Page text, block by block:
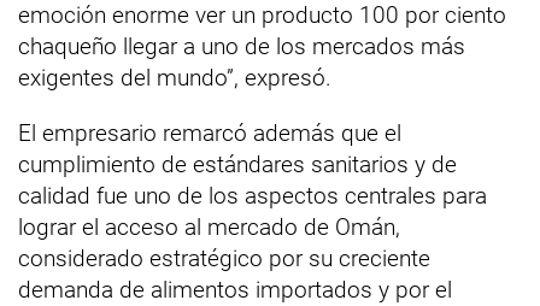
emoción enorme ver un producto 100 por ciento
chaqueño llegar a uno de los mercados más
exigentes del mundo”, expresó.
El empresario remarcó además que el
cumplimiento de estándares sanitarios y de
calidad fue uno de los aspectos centrales para
lograr el acceso al mercado de Omán,
considerado estratégico por su creciente
demanda de alimentos importados y por el